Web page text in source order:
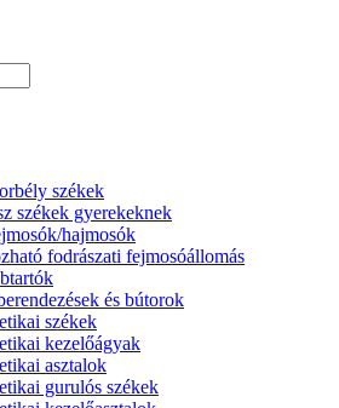
székek
székek gyerekeknek
hajmosók
fodrászati fejmosóállomás
és bútorok
székek
kezelőágyak
asztalok
gurulós székek